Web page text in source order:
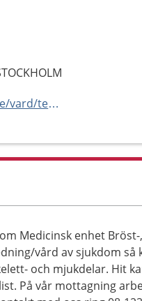
https://www.karolinska.se/vard/tema/tema-cancer/oo-cancer-2/sarkomcentrum-mottagning-solna/
Medicinsk enhet
vård av sjukdom så
och mjukdelar. Hit
På vår mottagning